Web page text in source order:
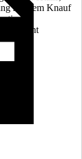
mit dem Knauf
erreicht